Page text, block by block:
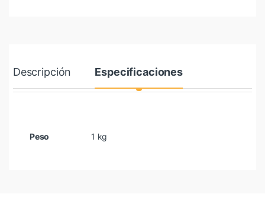
Descripción Especificaciones
Peso 1 kg